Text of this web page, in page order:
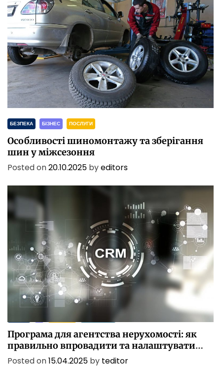
БЕЗПЕКА БІЗНЕС ПОСЛУГИ
Особливості шиномонтажу та зберігання
шин у міжсезоння
Posted on20.10.2025 byeditors
Програма для агентства нерухомості: як
правильно впровадити та налаштувати
CRM
Posted on15.04.2025 by teditor